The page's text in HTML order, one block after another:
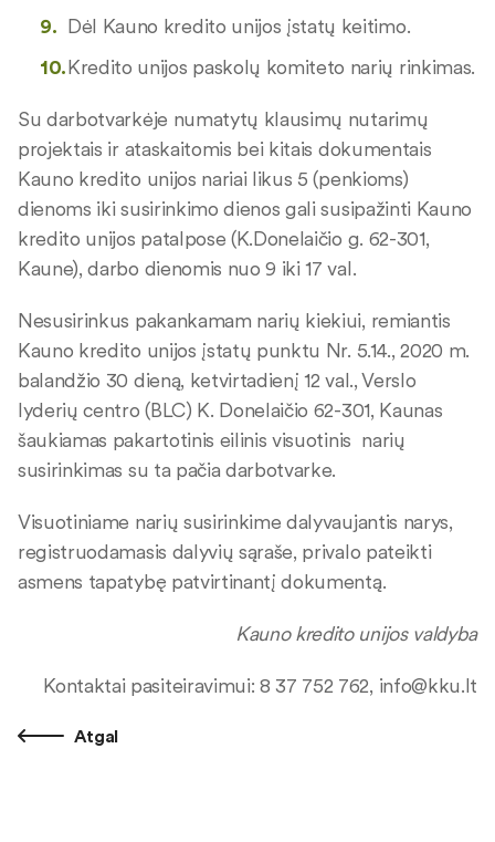
Dėl Kauno kredito unijos įstatų keitimo.
Kredito unijos paskolų komiteto narių rinkimas.
Su darbotvarkėje numatytų klausimų nutarimų
projektais ir ataskaitomis bei kitais dokumentais
Kauno kredito unijos nariai likus 5 (penkioms)
dienoms iki susirinkimo dienos gali susipažinti Kauno
kredito unijos patalpose (K.Donelaičio g. 62-301,
Kaune), darbo dienomis nuo 9 iki 17 val.
Nesusirinkus pakankamam narių kiekiui, remiantis
Kauno kredito unijos įstatų punktu Nr. 5.14., 2020 m.
balandžio 30 dieną, ketvirtadienį 12 val., Verslo
lyderių centro (BLC) K. Donelaičio 62-301, Kaunas
šaukiamas pakartotinis eilinis visuotinis narių
susirinkimas su ta pačia darbotvarke.
Visuotiniame narių susirinkime dalyvaujantis narys,
registruodamasis dalyvių sąraše, privalo pateikti
asmens tapatybę patvirtinantį dokumentą.
Kauno kredito unijos valdyba
Kontaktai pasiteiravimui: 8 37 752 762, info@kku.lt
Atgal